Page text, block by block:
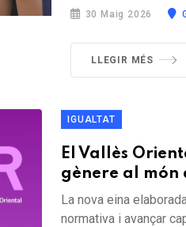
30 Maig 2026
LLEGIR MÉS
IGUALTAT
El Vallès
gènere al món
La nova eina
normativa i avançar